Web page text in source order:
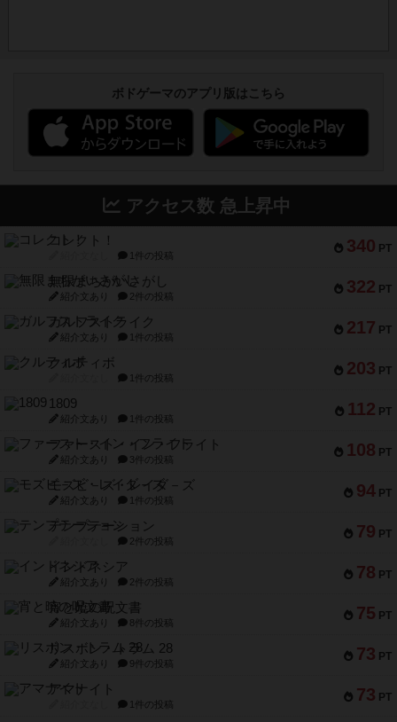
ボドゲーマのアプリ版はこちら
アクセス数 急上昇中
340 PT
コレクト！
1件の投稿
322 PT
無限まちがいさがし
紹介文あり 2件の投稿
217 PT
ガルフストライク
紹介文あり 1件の投稿
203 PT
クルティボ
1件の投稿
112 PT
1809
紹介文あり 1件の投稿
108 PT
ファースト・イン・フライト
紹介文あり 3件の投稿
94 PT
モズビ－ズ・レイダ－ズ
紹介文あり 1件の投稿
79 PT
テンプテーション
2件の投稿
78 PT
インドネシア
紹介文あり 2件の投稿
75 PT
宵と暁の呪文書
紹介文あり 8件の投稿
73 PT
リスボン・トラム 28
紹介文あり 9件の投稿
73 PT
アマナイト
1件の投稿